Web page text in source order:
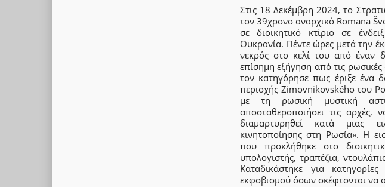
Στις 18 Δεκέμβρη 2024, το
τον 39χρονο αναρχικό Romana
σε διοικητικό κτίριο σε
Ουκρανία. Πέντε ώρες μετά την
νεκρός στο κελί του από έναν
επίσημη εξήγηση από τις
τον κατηγόρησε πως έριξε ένα
περιοχής Zimovnikovského του
με τη ρωσική μυστική
αποσταθεροποιήσει τις αρχές,
διαμαρτυρηθεί κατά μιας
κινητοποίησης στη Ρωσία». Η
που προκλήθηκε στο
υπολογιστής, τραπέζια,
Καταδικάστηκε για
εκφοβισμού όσων σκέφτονται να